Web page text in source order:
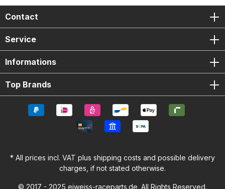
Contact
Service
Informations
Top Brands
* All prices incl. VAT plus shipping costs and possible delivery
charges, if not stated otherwise.
© 2017 - 2025 eiweiss-raceparts.de. All Rights Reserved.